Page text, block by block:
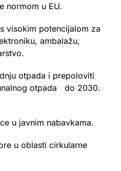
normom u EU.
visokim potencijalom za
ambalažu,
otpada i prepoloviti
otpada do 2030.
u javnim nabavkama.
u oblasti cirkularne